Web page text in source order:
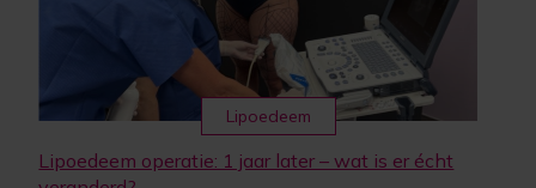
Lipoedeem
Lipoedeem operatie: 1 jaar later – wat is er écht